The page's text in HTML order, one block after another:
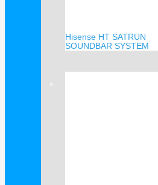
Hisense HT SATRUN
SOUNDBAR SYSTEM